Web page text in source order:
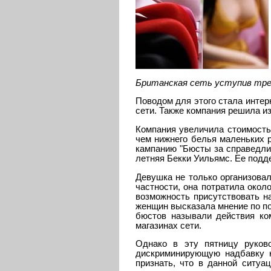
Британская сеть уступив
Поводом для этого стала
сети. Также компания решила
Компания увеличила
чем нижнего белья маленьких
кампанию "Бюсты за
летняя Бекки Уильямс. Ее
Девушка не только
частности, она потратила
возможность присутствовать
женщин высказала мнение по
бюстов называли действия
магазинах сети.
Однако в эту пятницу
дискриминирующую
признать, что в данной